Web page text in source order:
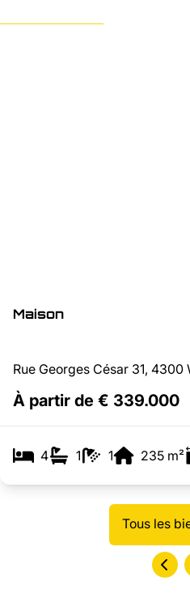
Maison
Rue Georges César 31, 4300
À partir de € 339.000
4 1 1 235 m²
Tous les